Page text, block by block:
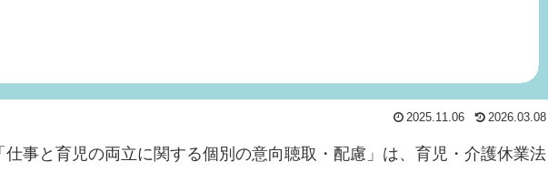
2025.11.06 2026.03.08
事と育児の両立に関する個別の意向聴取・配慮」は、育児・介護休業法